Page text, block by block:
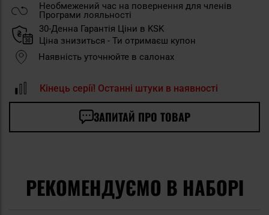
Необмежений час на повернення для членів
Програми лояльності
30-Денна Гарантія Ціни в KSK
Ціна знизиться - Ти отримаєш купон
Наявність уточнюйте в салонах
Кінець серії! Останні штуки в наявності
ЗАПИТАЙ ПРО ТОВАР
РЕКОМЕНДУЄМО В НАБОРІ